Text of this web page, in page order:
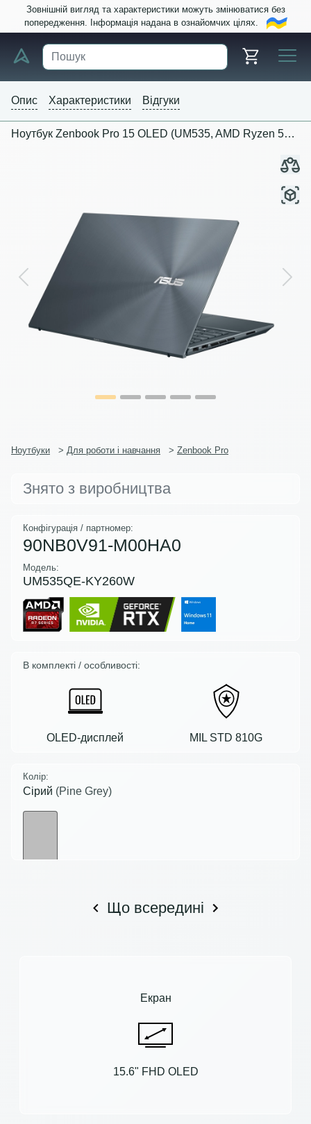
Зовнішній вигляд та характеристики можуть змінюватися без
попередження. Інформація надана в ознайомчих цілях.
Опис Характеристики Відгуки
Ноутбук Zenbook Pro 15 OLED (UM535, AMD Ryzen 5000 Series)
Previous Next
Ноутбуки > Для роботи і навчання > Zenbook Pro
Знято з виробництва
Конфігурація / партномер:
90NB0V91-M00HA0
Модель:
UM535QE-KY260W
В комплекті / особливості:
OLED-дисплей MIL STD 810G
Колір:
Сірий (Pine Grey)
Що всередині
Екран
15.6" FHD OLED